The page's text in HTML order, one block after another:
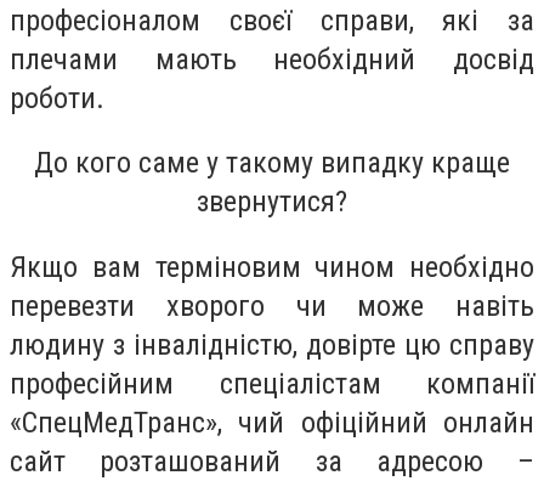
професіоналом своєї справи, які за
плечами мають необхідний досвід
роботи.
До кого саме у такому випадку краще
звернутися?
Якщо вам терміновим чином необхідно
перевезти хворого чи може навіть
людину з інвалідністю, довірте цю справу
професійним спеціалістам компанії
«СпецМедТранс», чий офіційний онлайн
сайт розташований за адресою –